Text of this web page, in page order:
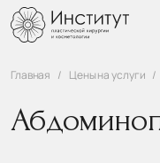
Главная Цены на услуги